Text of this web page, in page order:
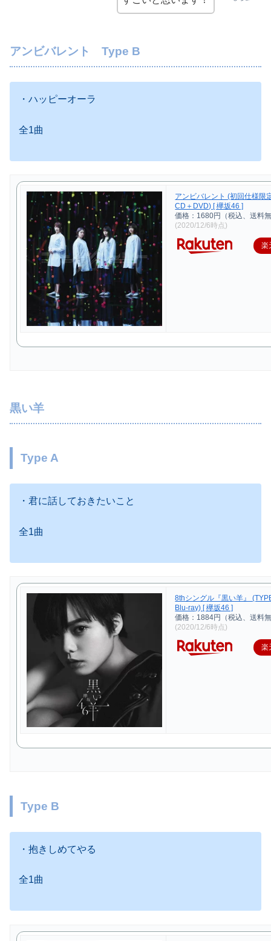
アンビバレント Type B
・ハッピーオーラ
全1曲
アンビバレント (初回仕様限
CD＋DVD) [ 欅坂46 ]
価格：1680円（税込、送料
(2020/12/6時点)
楽
黒い羊
Type A
・君に話しておきたいこと
全1曲
8thシングル『黒い羊』
Blu-ray) [ 欅坂46 ]
価格：1884円（税込、送料
(2020/12/6時点)
楽
Type B
・抱きしめてやる
全1曲